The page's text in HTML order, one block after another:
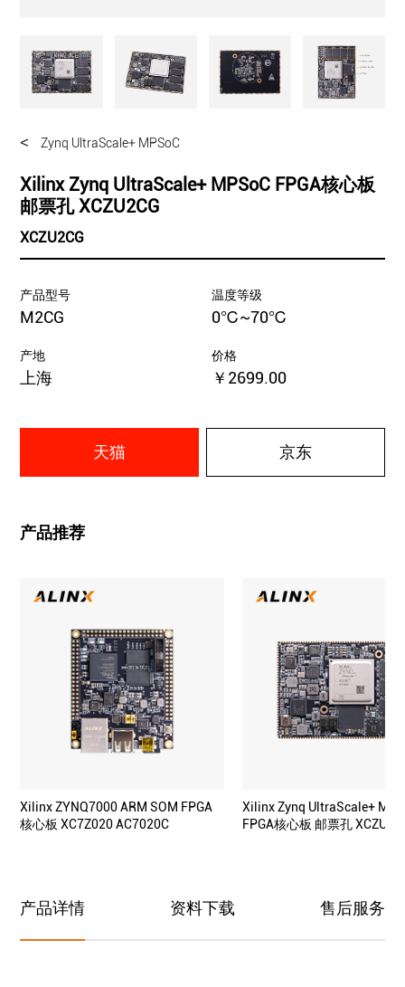
< Zynq UltraScale+ MPSoC
Xilinx Zynq UltraScale+ MPSoC FPGA核心板
邮票孔 XCZU2CG
XCZU2CG
产品型号
M2CG
温度等级
0℃~70℃
产地
上海
价格
￥2699.00
天猫 京东
产品推荐
Xilinx ZYNQ7000 ARM SOM FPGA
核心板 XC7Z020 AC7020C
Xilinx Zynq UltraScale+
FPGA核心板 邮票孔
产品详情 资料下载 售后服务